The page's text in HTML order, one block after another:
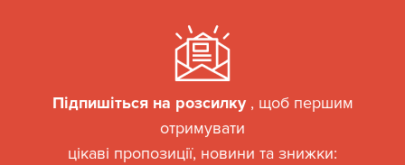
Підпишіться на розсилку , щоб першим
отримувати
цікаві пропозиції, новини та знижки: